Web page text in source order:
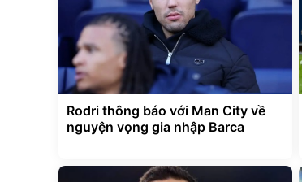
Rodri thông báo với Man City về
nguyện vọng gia nhập Barca